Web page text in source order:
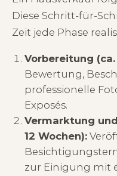
Diese Schritt-für-
Zeit jede Phase
Vorbereitung
Bewertung,
professionelle
Exposés.
Vermarktung
12 Wochen):
zur Einigung mit